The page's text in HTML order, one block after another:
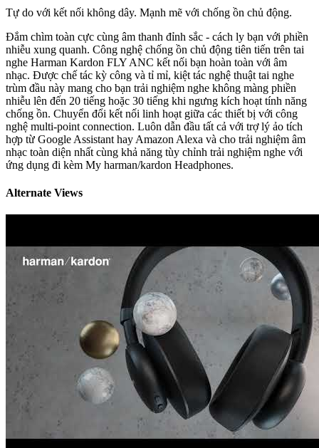
Tự do với kết nối không dây. Mạnh mẽ với chống ồn chủ động.
Đắm chìm toàn cực cùng âm thanh đỉnh sắc - cách ly bạn với phiền
nhiễu xung quanh. Công nghệ chống ồn chủ động tiên tiến trên tai
nghe Harman Kardon FLY ANC kết nối bạn hoàn toàn với âm
nhạc. Được chế tác kỳ công và tỉ mỉ, kiệt tác nghệ thuật tai nghe
trùm đầu này mang cho bạn trải nghiệm nghe không màng phiền
nhiễu lên đến 20 tiếng hoặc 30 tiếng khi ngưng kích hoạt tính năng
chống ồn. Chuyển đổi kết nối linh hoạt giữa các thiết bị với công
nghệ multi-point connection. Luôn dẫn đầu tất cả với trợ lý ảo tích
hợp từ Google Assistant hay Amazon Alexa và cho trải nghiệm âm
nhạc toàn diện nhất cùng khả năng tùy chỉnh trải nghiệm nghe với
ứng dụng đi kèm My harman/kardon Headphones.
Alternate Views